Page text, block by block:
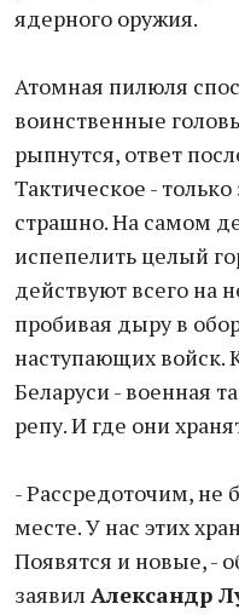
ядерного оружия.
Атомная пилюля
воинственные
рыпнутся, ответ
Тактическое -
страшно. На самом
испепелить целый
действуют всего на
пробивая дыру в
наступающих войск.
Беларуси - военная
репу. И где они
- Рассредоточим, не
месте. У нас этих
Появятся и новые, -
заявил Александр